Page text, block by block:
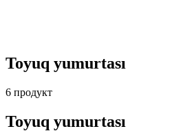
Toyuq yumurtası
6 продукт
Toyuq yumurtası